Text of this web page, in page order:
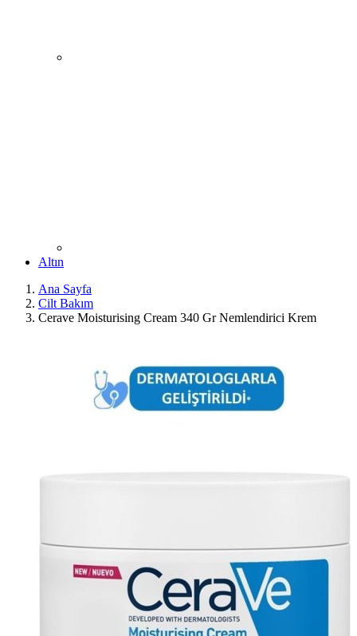
Altın
Ana Sayfa
Cilt Bakım
Cerave Moisturising Cream 340 Gr Nemlendirici Krem